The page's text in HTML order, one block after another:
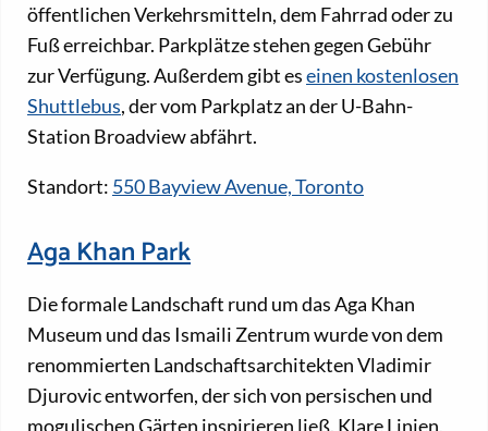
öffentlichen Verkehrsmitteln, dem Fahrrad oder zu
Fuß erreichbar. Parkplätze stehen gegen Gebühr
zur Verfügung. Außerdem gibt eseinen kostenlosen
Shuttlebus, der vom Parkplatz an der U-Bahn-
Station Broadview abfährt.
Standort: 550 Bayview Avenue, Toronto
Aga Khan Park
Die formale Landschaft rund um das Aga Khan
Museum und das Ismaili Zentrum wurde von dem
renommierten Landschaftsarchitekten Vladimir
Djurovic entworfen, der sich von persischen und
mogulischen Gärten inspirieren ließ. Klare Linien,